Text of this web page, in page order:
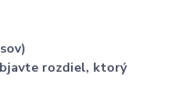
rozdiel, ktorý